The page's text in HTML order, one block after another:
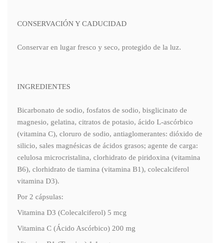
CONSERVACIÓN Y CADUCIDAD
Conservar en lugar fresco y seco, protegido de la luz.
INGREDIENTES
Bicarbonato de sodio, fosfatos de sodio, bisglicinato de
magnesio, gelatina, citratos de potasio, ácido L-ascórbico
(vitamina C), cloruro de sodio, antiaglomerantes: dióxido de
silicio, sales magnésicas de ácidos grasos; agente de carga:
celulosa microcristalina, clorhidrato de piridoxina (vitamina
B6), clorhidrato de tiamina (vitamina B1), colecalciferol
vitamina D3).
Por 2 cápsulas:
Vitamina D3 (Colecalciferol) 5 mcg
Vitamina C (Ácido Ascórbico) 200 mg